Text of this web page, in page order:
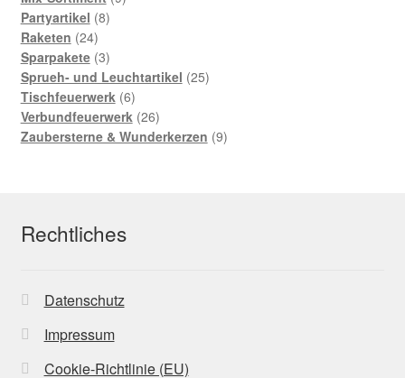
Partyartikel 88
Raketen 2424
Produkte
Sparpakete 33
Produkte
Sprueh- und Leuchtartikel 2525
Tischfeuerwerk 66
Produkte
Verbundfeuerwerk 2626
Produkte
Zaubersterne & Wunderkerzen 99
Rechtliches
Datenschutz
Impressum
Cookie-Richtlinie (EU)